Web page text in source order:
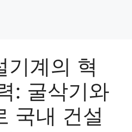
기계의 혁
: 굴삭기와
국내 건설